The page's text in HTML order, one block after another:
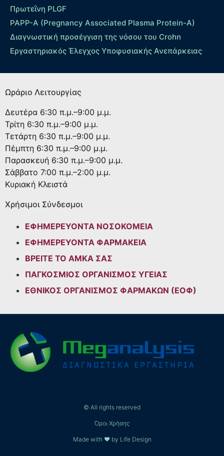
Πρωτεΐνη PLGF
PAPP-A (Pregnancy Associated Plasma Protein-A)
Διαγνωστική προσέγγιση της νόσου του Crohn
Εργαστηριακός Έλεγχος Υποφυσιακής Ανεπάρκειας
Ωράριο Λειτουργίας
Δευτέρα 6:30 π.μ.–9:00 μ.μ.
Τρίτη 6:30 π.μ.–9:00 μ.μ.
Τετάρτη 6:30 π.μ.–9:00 μ.μ.
Πέμπτη 6:30 π.μ.–9:00 μ.μ.
Παρασκευή 6:30 π.μ.–9:00 μ.μ.
Σάββατο 7:00 π.μ.–2:00 μ.μ.
Κυριακή Κλειστά
Χρήσιμοι Σύνδεσμοι
ΕΦΗΜΕΡΕΥΟΝΤΑ ΝΟΣΟΚΟΜΕΙΑ
ΕΦΗΜΕΡΕΥΟΝΤΑ ΦΑΡΜΑΚΕΙΑ
ΒΡΕΙΤΕ ΤΟ ΑΜΚΑ ΣΑΣ
ΠΑΓΚΟΣΜΙΟΣ ΟΡΓΑΝΙΣΜΟΣ ΥΓΕΙΑΣ
ΕΘΝΙΚΟΣ ΟΡΓΑΝΙΣΜΟΣ ΦΑΡΜΑΚΩΝ (ΕΟΦ)
© All rights reserved
Όροι Χρήσης
Made with ❤ by Life Design